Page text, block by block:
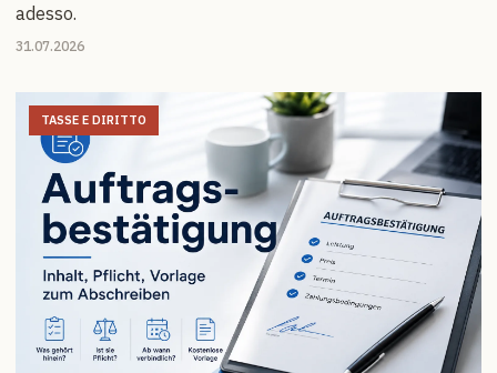
adesso.
31.07.2026
TASSE E DIRITTO